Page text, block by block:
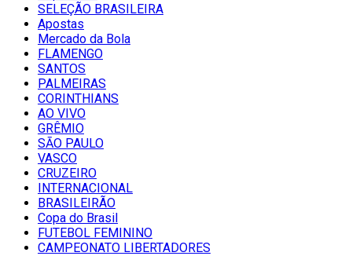
SELEÇÃO BRASILEIRA
Apostas
Mercado da Bola
FLAMENGO
SANTOS
PALMEIRAS
CORINTHIANS
AO VIVO
GRÊMIO
SĀO PAULO
VASCO
CRUZEIRO
INTERNACIONAL
BRASILEIRÃO
Copa do Brasil
FUTEBOL FEMININO
CAMPEONATO LIBERTADORES